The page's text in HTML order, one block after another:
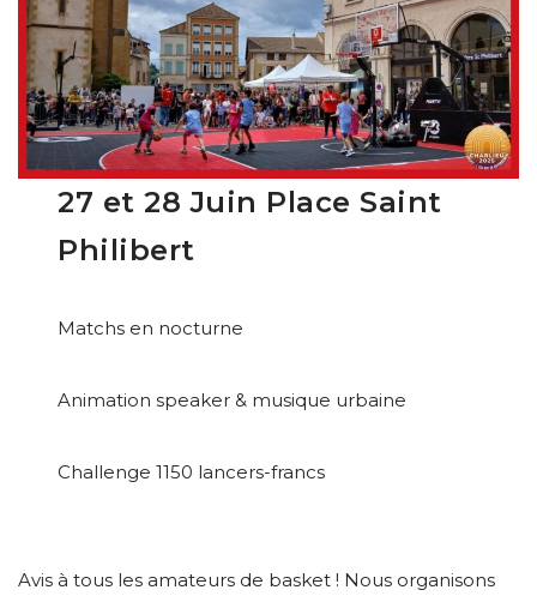
27 et 28 Juin Place Saint
Philibert
Matchs en nocturne
Animation speaker & musique urbaine
Challenge 1150 lancers-francs
Avis à tous les amateurs de basket ! Nous organisons